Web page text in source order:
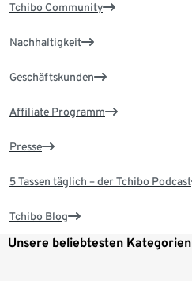
Tchibo Community
Nachhaltigkeit
Geschäftskunden
Affiliate Programm
Presse
5 Tassen täglich – der Tchibo Podcast
Tchibo Blog
Unsere beliebtesten Kategorien